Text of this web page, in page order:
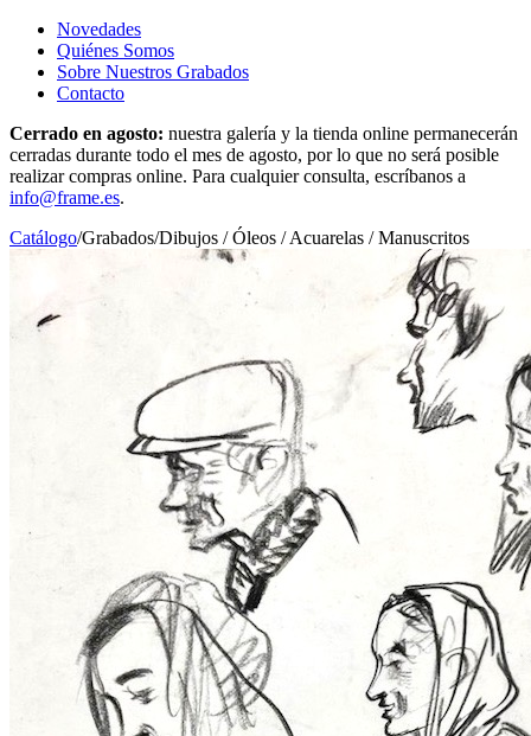
Novedades
Quiénes Somos
Sobre Nuestros Grabados
Contacto
Cerrado en agosto: nuestra galería y la tienda online permanecerán
cerradas durante todo el mes de agosto, por lo que no será posible
realizar compras online. Para cualquier consulta, escríbanos a
info@frame.es.
Catálogo/Grabados/Dibujos / Óleos / Acuarelas / Manuscritos